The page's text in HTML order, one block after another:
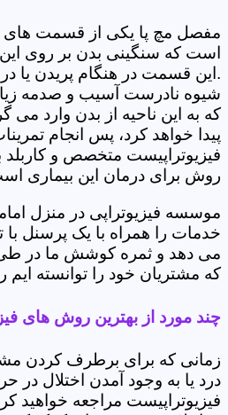
مفصل مچ پا یکی از قسمت های
است که سنگینی بدن بر روی
.این قسمت در هنگام پریدن یا
شیوه نادرست آسیب و صدمه
که به این ناحیه از بدن وارد می
پیدا خواهد کرد، پس انجام
فیزیوتراپیست متخصص و
روش برای درمان این بیماری
موسسه فیزیوتراپی در منزل
خدمات را همراه با یک پرسنل
می دهد و ثمره کوشش ما در طی
که مشتریان خود را توانسته ایم
چند مورد از بهترین روش های
زمانی که برای برطرف کردن
درد یا به وجود آمدن اختلال در
فیزیوتراپیست مراجعه خواهید